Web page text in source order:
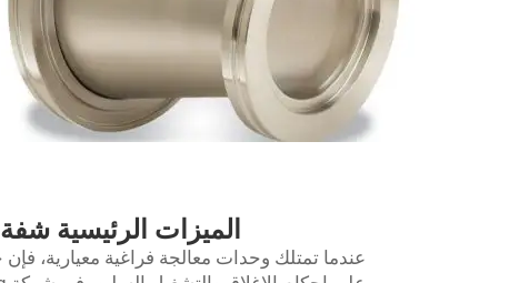
الميزات الرئيسية شفة KF عالية الجودة للمشتري بالجملة ملاحظة: